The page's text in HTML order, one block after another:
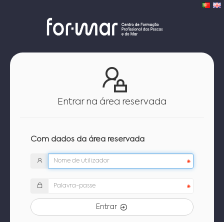
Entrar na área reservada
Com dados da área reservada
Entrar